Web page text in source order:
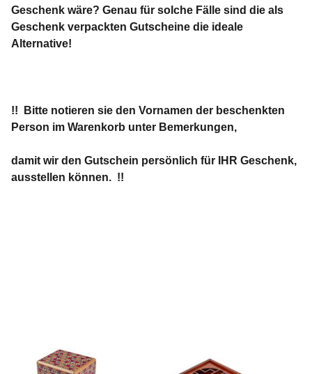
Geschenk wäre? Genau für solche Fälle sind die als
Geschenk verpackten Gutscheine die ideale
Alternative!
!! Bitte notieren sie den Vornamen der beschenkten
Person im Warenkorb unter Bemerkungen,
damit wir den Gutschein persönlich für IHR Geschenk,
ausstellen können. !!